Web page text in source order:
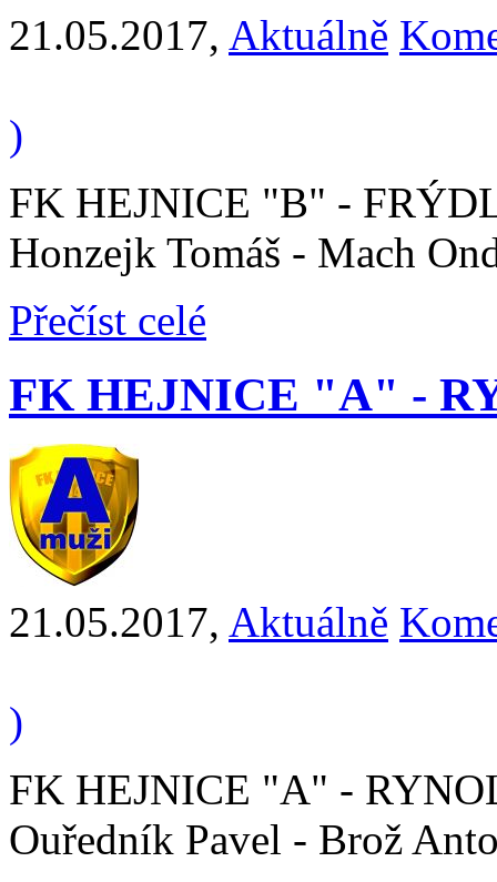
21.05.2017, Aktuálně
)
FK HEJNICE "B" -
Honzejk Tomáš - Mach
Přečíst celé
FK HEJNICE "A" -
21.05.2017, Aktuálně
)
FK HEJNICE "A" -
Ouředník Pavel - Brož